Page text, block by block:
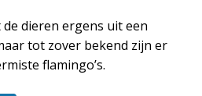
dieren ergens uit een
tot zover bekend zijn er
flamingo’s.